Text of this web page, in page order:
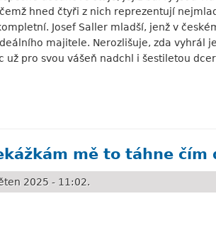
hned čtyři z nich reprezentují
Josef Saller mladší, jenž v
majitele. Nerozlišuje, zda vyhrál
pro svou vášeň nadchl i šestiletou
mě to táhne čím
2025 - 11:02.